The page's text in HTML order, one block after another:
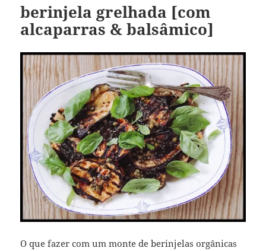
berinjela grelhada [com
alcaparras & balsâmico]
O que fazer com um monte de berinjelas orgânicas